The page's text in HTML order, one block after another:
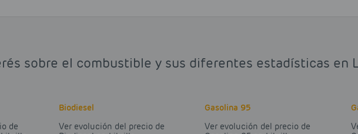
sobre el combustible y sus diferentes estadísticas en
de
Biodiesel
Ver evolución del precio de
Gasolina 95
Ver evolución del precio de